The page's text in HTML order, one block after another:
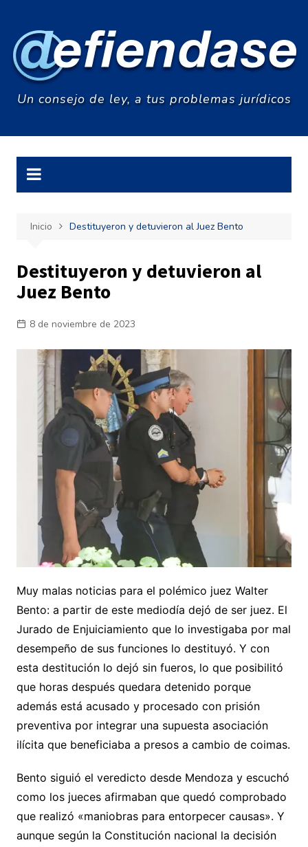
contenido
Un consejo de ley, a tus problemas jurídicos
Inicio Destituyeron y detuvieron al Juez Bento
Destituyeron y detuvieron al
Juez Bento
8 de noviembre de 2023
Muy malas noticias para el polémico juez Walter
Bento: a partir de este mediodía dejó de ser juez. El
Jurado de Enjuiciamiento que lo investigaba por mal
desempeño de sus funciones lo destituyó. Y con
esta destitución lo dejó sin fueros, lo que posibilitó
que horas después quedara detenido porque
además está acusado y procesado con prisión
preventiva por integrar una supuesta asociación
ilícita que beneficiaba a presos a cambio de coimas.
Bento siguió el veredicto desde Mendoza y escuchó
como los jueces afirmaban que quedó comprobado
que realizó «maniobras para entorpecer causas». Y
aunque según la Constitución nacional la decisión